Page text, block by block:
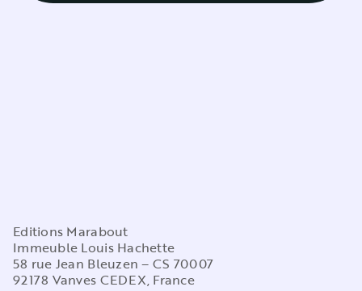
Editions Marabout
Immeuble Louis Hachette
58 rue Jean Bleuzen – CS 70007
92178 Vanves CEDEX, France